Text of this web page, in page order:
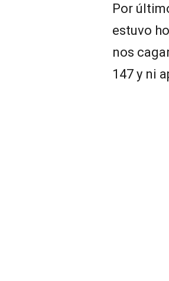
Por
estuvo
nos
147 y ni